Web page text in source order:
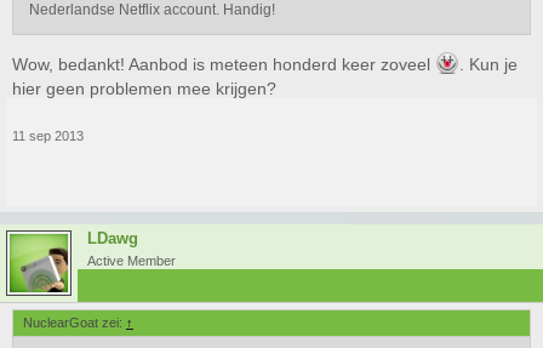
Nederlandse Netflix account. Handig!
Wow, bedankt! Aanbod is meteen honderd keer zoveel
. Kun je
hier geen problemen mee krijgen?
11 sep 2013
LDawg
Active Member
NuclearGoat zei: ↑